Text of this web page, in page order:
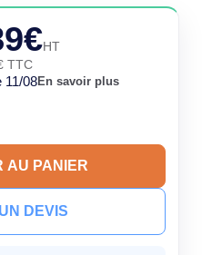
HT
TTC
11/08En savoir plus
AU PANIER
DEVIS